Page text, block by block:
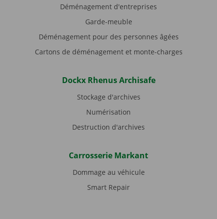
Déménagement d'entreprises
Garde-meuble
Déménagement pour des personnes âgées
Cartons de déménagement et monte-charges
Dockx Rhenus Archisafe
Stockage d'archives
Numérisation
Destruction d'archives
Carrosserie Markant
Dommage au véhicule
Smart Repair